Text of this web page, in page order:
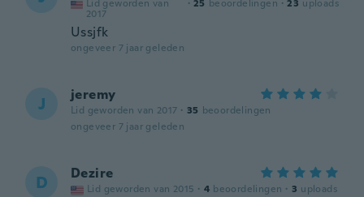
Lid geworden van
2017
· 25 beoordelingen · 23 uploads
Ussjfk
ongeveer 7 jaar geleden
J jeremy
Lid geworden van 2017 · 35 beoordelingen
ongeveer 7 jaar geleden
D Dezire
Lid geworden van 2015 · 4 beoordelingen · 3 uploads